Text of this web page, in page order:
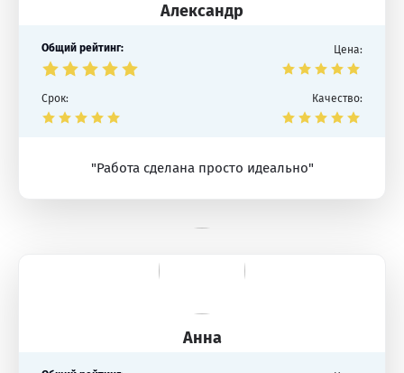
Александр
Общий рейтинг: Цена:
Срок: Качество:
"Работа сделана просто идеально"
Анна